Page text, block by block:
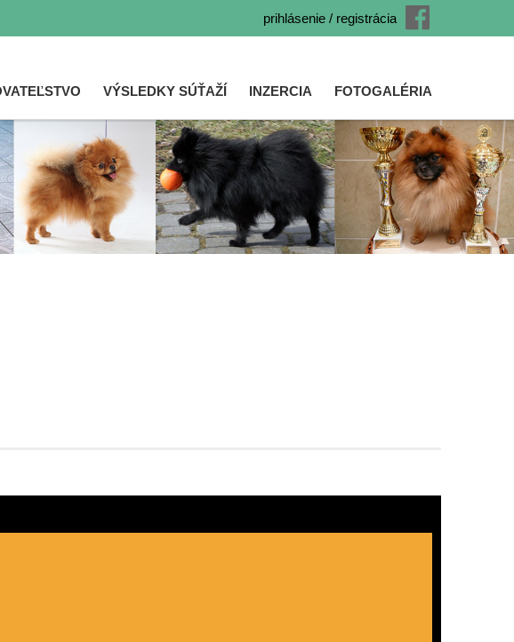
prihlásenie / registrácia
VÝSLEDKY SÚŤAŽÍ INZERCIA FOTOGALÉRIA